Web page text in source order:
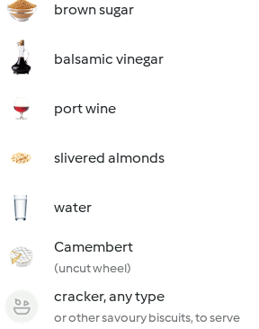
brown sugar
balsamic vinegar
port wine
slivered almonds
water
Camembert
(uncut wheel)
cracker, any type
or other savoury biscuits, to serve